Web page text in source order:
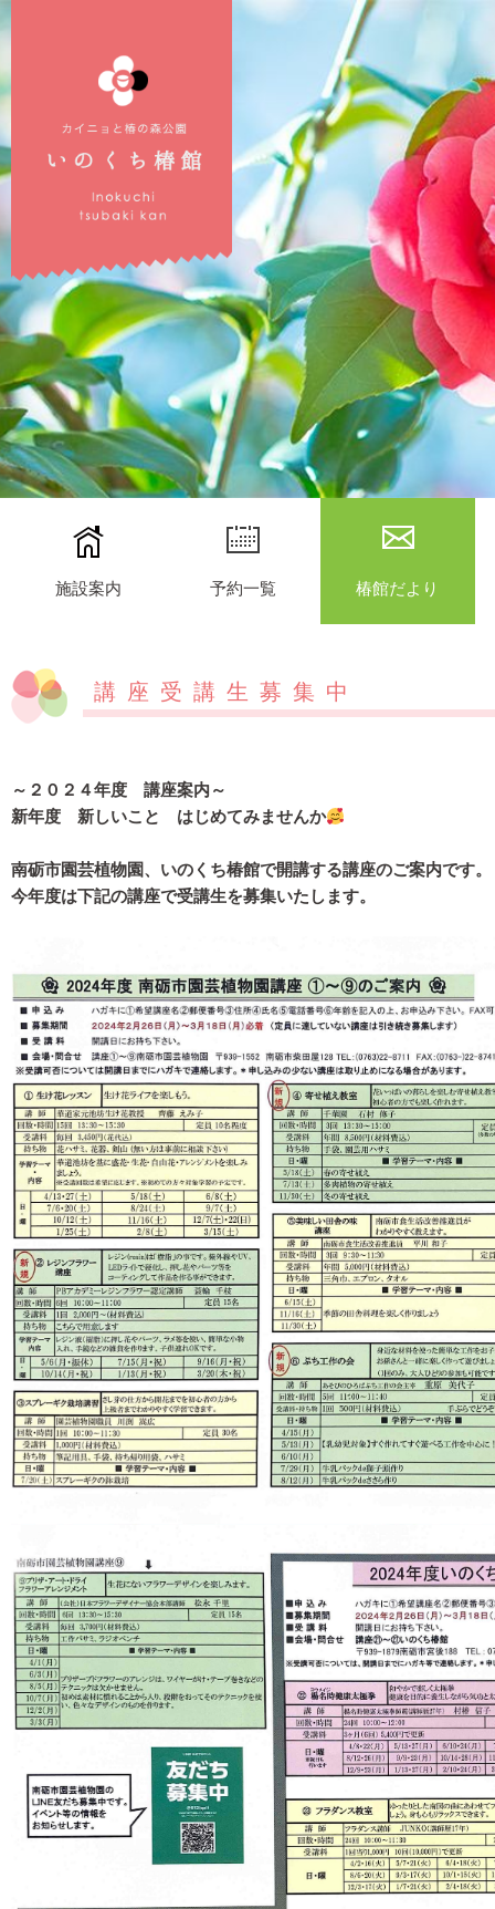
施設案内 予約一覧 椿館だより
講座受講生募集中
～２０２４年度 講座案内～
新年度 新しいこと はじめてみませんか
南砺市園芸植物園、いのくち椿館で開講する講座のご案内です。
今年度は下記の講座で受講生を募集いたします。